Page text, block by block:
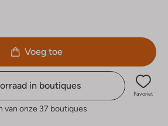
Voeg toe
in boutiques
Favoriet
van onze 37 boutiques